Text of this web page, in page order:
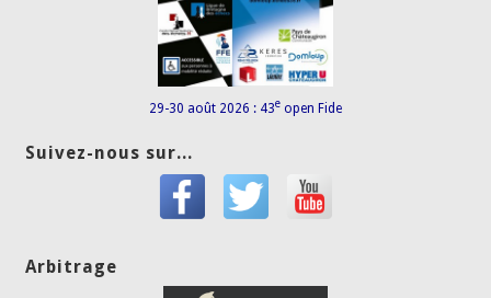
29-30 août 2026 : 43e open Fide
Suivez-nous sur...
Arbitrage